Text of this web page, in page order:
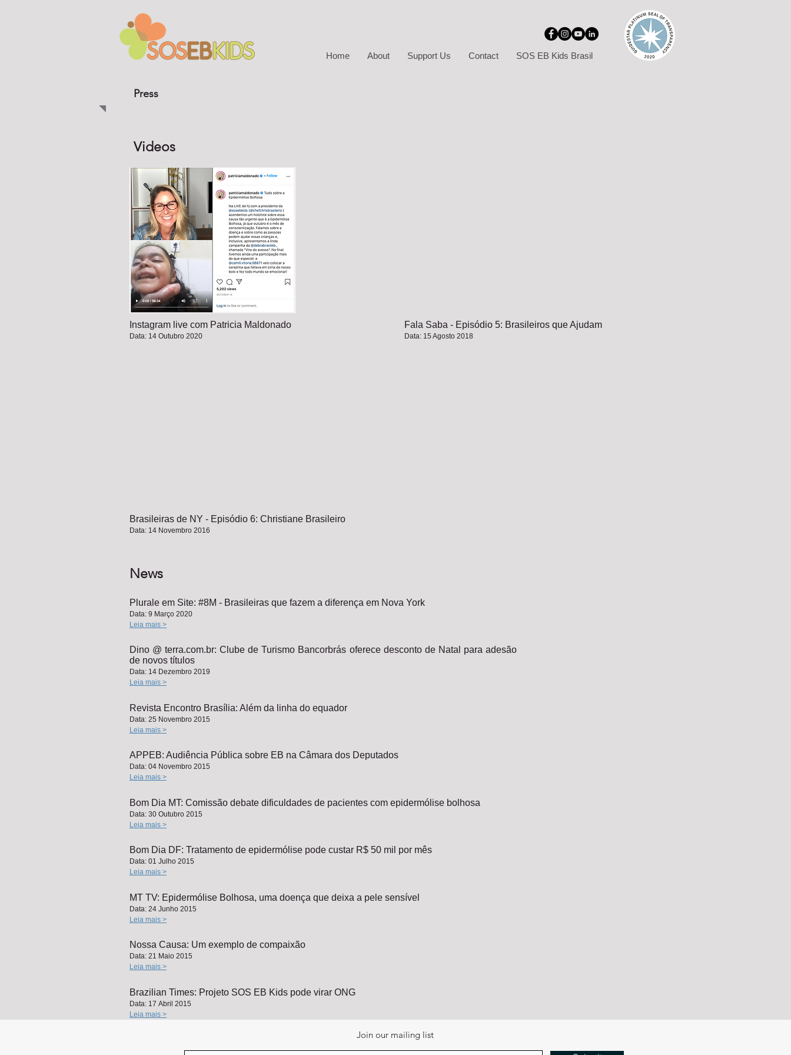
Home About Support Us Contact SOS EB Kids Brasil
Press
Videos
Instagram live com Patricia Maldonado
Data: 14 Outubro 2020
Fala Saba - Episódio 5: Brasileiros que Ajudam
Data: 15 Agosto 2018
Brasileiras de NY - Episódio 6: Christiane Brasileiro
Data: 14 Novembro 2016
News
Plurale em Site: #8M - Brasileiras que fazem a diferença em Nova York
Data: 9 Março 2020
Leia mais >
Dino @ terra.com.br: Clube de Turismo Bancorbrás oferece desconto de Natal para adesão
de novos títulos
Data: 14 Dezembro 2019
Leia mais >
Revista Encontro Brasília: Além da linha do equador
Data: 25 Novembro 2015
Leia mais >
APPEB: Audiência Pública sobre EB na Câmara dos Deputados
Data: 04 Novembro 2015
Leia mais >
Bom Dia MT: Comissão debate dificuldades de pacientes com epidermólise bolhosa
Data: 30 Outubro 2015
Leia mais >
Bom Dia DF: Tratamento de epidermólise pode custar R$ 50 mil por mês
Data: 01 Julho 2015
Leia mais >
MT TV: Epidermólise Bolhosa, uma doença que deixa a pele sensível
Data: 24 Junho 2015
Leia mais >
Nossa Causa: Um exemplo de compaixão
Data: 21 Maio 2015
Leia mais >
Brazilian Times: Projeto SOS EB Kids pode virar ONG
Data: 17 Abril 2015
Leia mais >
Join our mailing list